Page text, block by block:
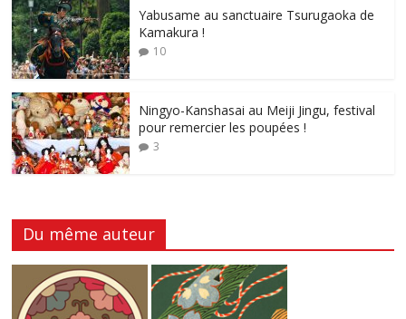
Yabusame au sanctuaire Tsurugaoka de
Kamakura !
10
Ningyo-Kanshasai au Meiji Jingu, festival
pour remercier les poupées !
3
Du même auteur